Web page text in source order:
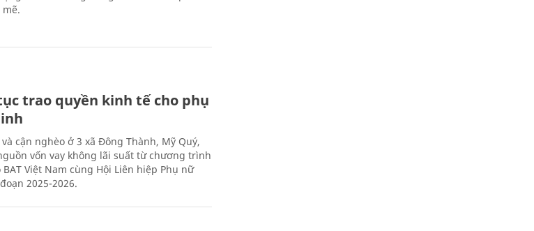
trao quyền kinh tế cho phụ
cận nghèo ở 3 xã Đông Thành, Mỹ Quý,
vốn vay không lãi suất từ chương trình
Việt Nam cùng Hội Liên hiệp Phụ nữ
2025-2026.